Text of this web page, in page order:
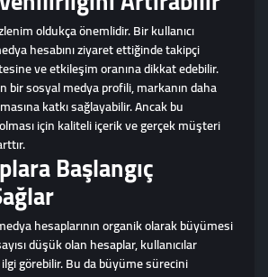
oldukça önemlidir. Bir kullanıcı
hesabını ziyaret ettiğinde takipçi
ve etkileşim oranına dikkat edebilir.
bir sosyal medya profili, markanın daha
katkı sağlayabilir. Ancak bu
için kaliteli içerik ve gerçek müşteri
Başlangıç
hesaplarının organik olarak büyümesi
düşük olan hesaplar, kullanıcılar
görebilir. Bu da büyüme sürecini